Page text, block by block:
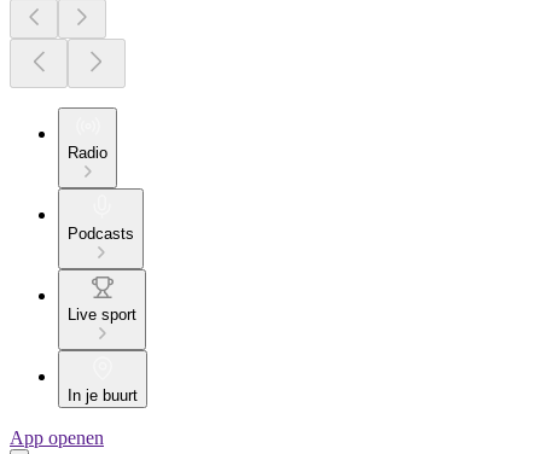
Radio
Podcasts
Live sport
In je buurt
App openen